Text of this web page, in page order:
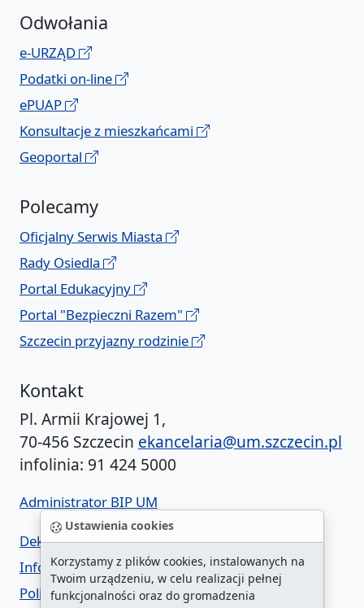
Ustawienia cookies
Korzystamy z plików cookies, instalowanych na
Twoim urządzeniu, w celu realizacji pełnej
funkcjonalności oraz do gromadzenia
Odwołania
e-URZĄD
Podatki on-line
ePUAP
Konsultacje z mieszkańcami
Geoportal
Polecamy
Oficjalny Serwis Miasta
Rady Osiedla
Portal Edukacyjny
Portal "Bezpieczni Razem"
Szczecin przyjazny rodzinie
Kontakt
Pl. Armii Krajowej 1,
70-456 Szczecin ekancelaria@um.szczecin.pl
infolinia: 91 424 5000
Administrator BIP UM
Deklaracja dostępności
Informacja o urzędzie w ETR
Polityka prywatności